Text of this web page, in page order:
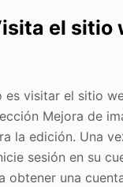
el sitio
es visitar el sitio
Mejora de
la edición. Una
sesión en su
obtener una